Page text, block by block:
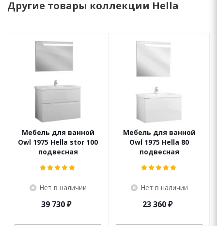
Другие товары коллекции Hella
Мебель для ванной
Owl 1975 Hella stor 100
подвесная
Нет в наличии
39 730₽
Мебель для ванной
Owl 1975 Hella 80
подвесная
Нет в наличии
23 360₽